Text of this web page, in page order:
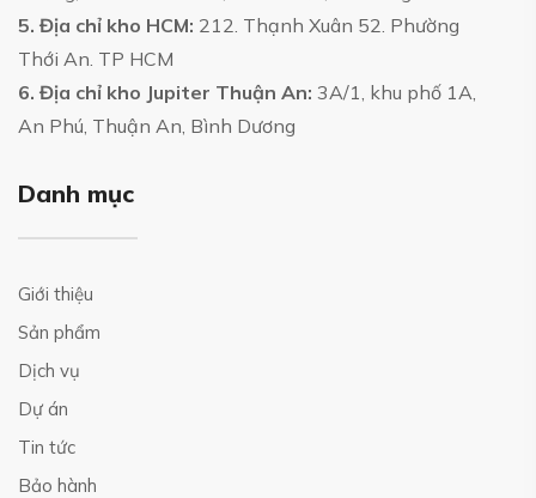
5. Địa chỉ kho HCM: 212. Thạnh Xuân 52. Phường
Thới An. TP HCM
6. Địa chỉ kho Jupiter Thuận An: 3A/1, khu phố 1A,
An Phú, Thuận An, Bình Dương
Danh mục
Giới thiệu
Sản phẩm
Dịch vụ
Dự án
Tin tức
Bảo hành